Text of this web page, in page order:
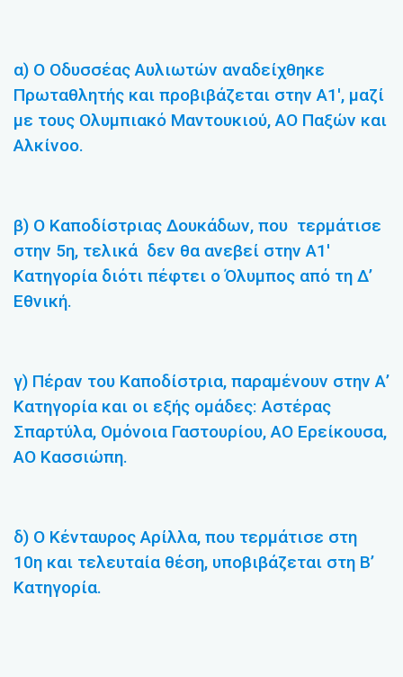
α) Ο Οδυσσέας Αυλιωτών αναδείχθηκε
Πρωταθλητής και προβιβάζεται στην Α1′, μαζί
με τους Ολυμπιακό Μαντουκιού, ΑΟ Παξών και
Αλκίνοο.
β) Ο Καποδίστριας Δουκάδων, που τερμάτισε
στην 5η, τελικά δεν θα ανεβεί στην Α1′
Κατηγορία διότι πέφτει ο Όλυμπος από τη Δ’
Εθνική.
γ) Πέραν του Καποδίστρια, παραμένουν στην Α’
Κατηγορία και οι εξής ομάδες: Αστέρας
Σπαρτύλα, Ομόνοια Γαστουρίου, ΑΟ Ερείκουσα,
ΑΟ Κασσιώπη.
δ) Ο Κένταυρος Αρίλλα, που τερμάτισε στη
10η και τελευταία θέση, υποβιβάζεται στη Β’
Κατηγορία.